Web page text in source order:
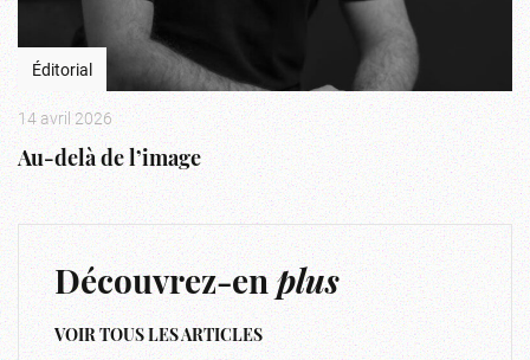
Éditorial
14 avril 2026
Au-delà de l’image
Découvrez-enplus
VOIR TOUS LES ARTICLES